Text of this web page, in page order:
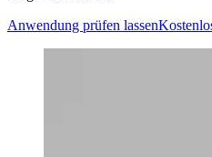
Anwendung prüfen lassen